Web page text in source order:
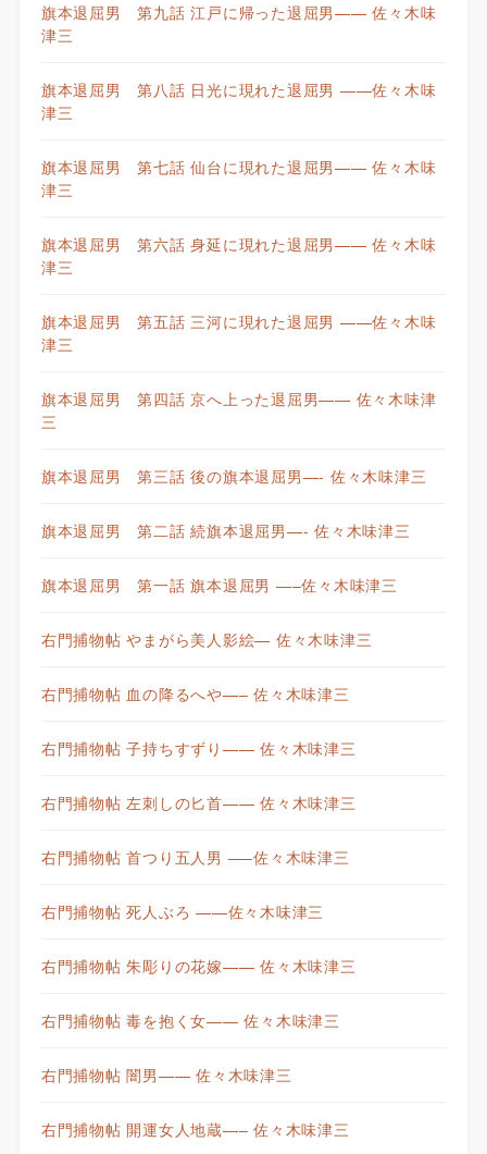
旗本退屈男 第九話 江戸に帰った退屈男—— 佐々木味
津三
旗本退屈男 第八話 日光に現れた退屈男 ——佐々木味
津三
旗本退屈男 第七話 仙台に現れた退屈男—— 佐々木味
津三
旗本退屈男 第六話 身延に現れた退屈男—— 佐々木味
津三
旗本退屈男 第五話 三河に現れた退屈男 ——佐々木味
津三
旗本退屈男 第四話 京へ上った退屈男—— 佐々木味津
三
旗本退屈男 第三話 後の旗本退屈男—- 佐々木味津三
旗本退屈男 第二話 続旗本退屈男—- 佐々木味津三
旗本退屈男 第一話 旗本退屈男 —–佐々木味津三
右門捕物帖 やまがら美人影絵— 佐々木味津三
右門捕物帖 血の降るへや—– 佐々木味津三
右門捕物帖 子持ちすずり—— 佐々木味津三
右門捕物帖 左刺しの匕首—— 佐々木味津三
右門捕物帖 首つり五人男 —–佐々木味津三
右門捕物帖 死人ぶろ ——佐々木味津三
右門捕物帖 朱彫りの花嫁—— 佐々木味津三
右門捕物帖 毒を抱く女—— 佐々木味津三
右門捕物帖 闇男—— 佐々木味津三
右門捕物帖 開運女人地蔵—– 佐々木味津三